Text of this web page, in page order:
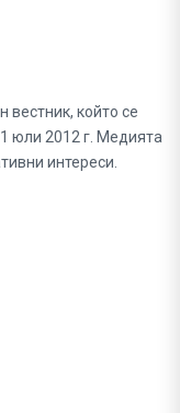
който се
юли 2012 г. Медията
интереси.